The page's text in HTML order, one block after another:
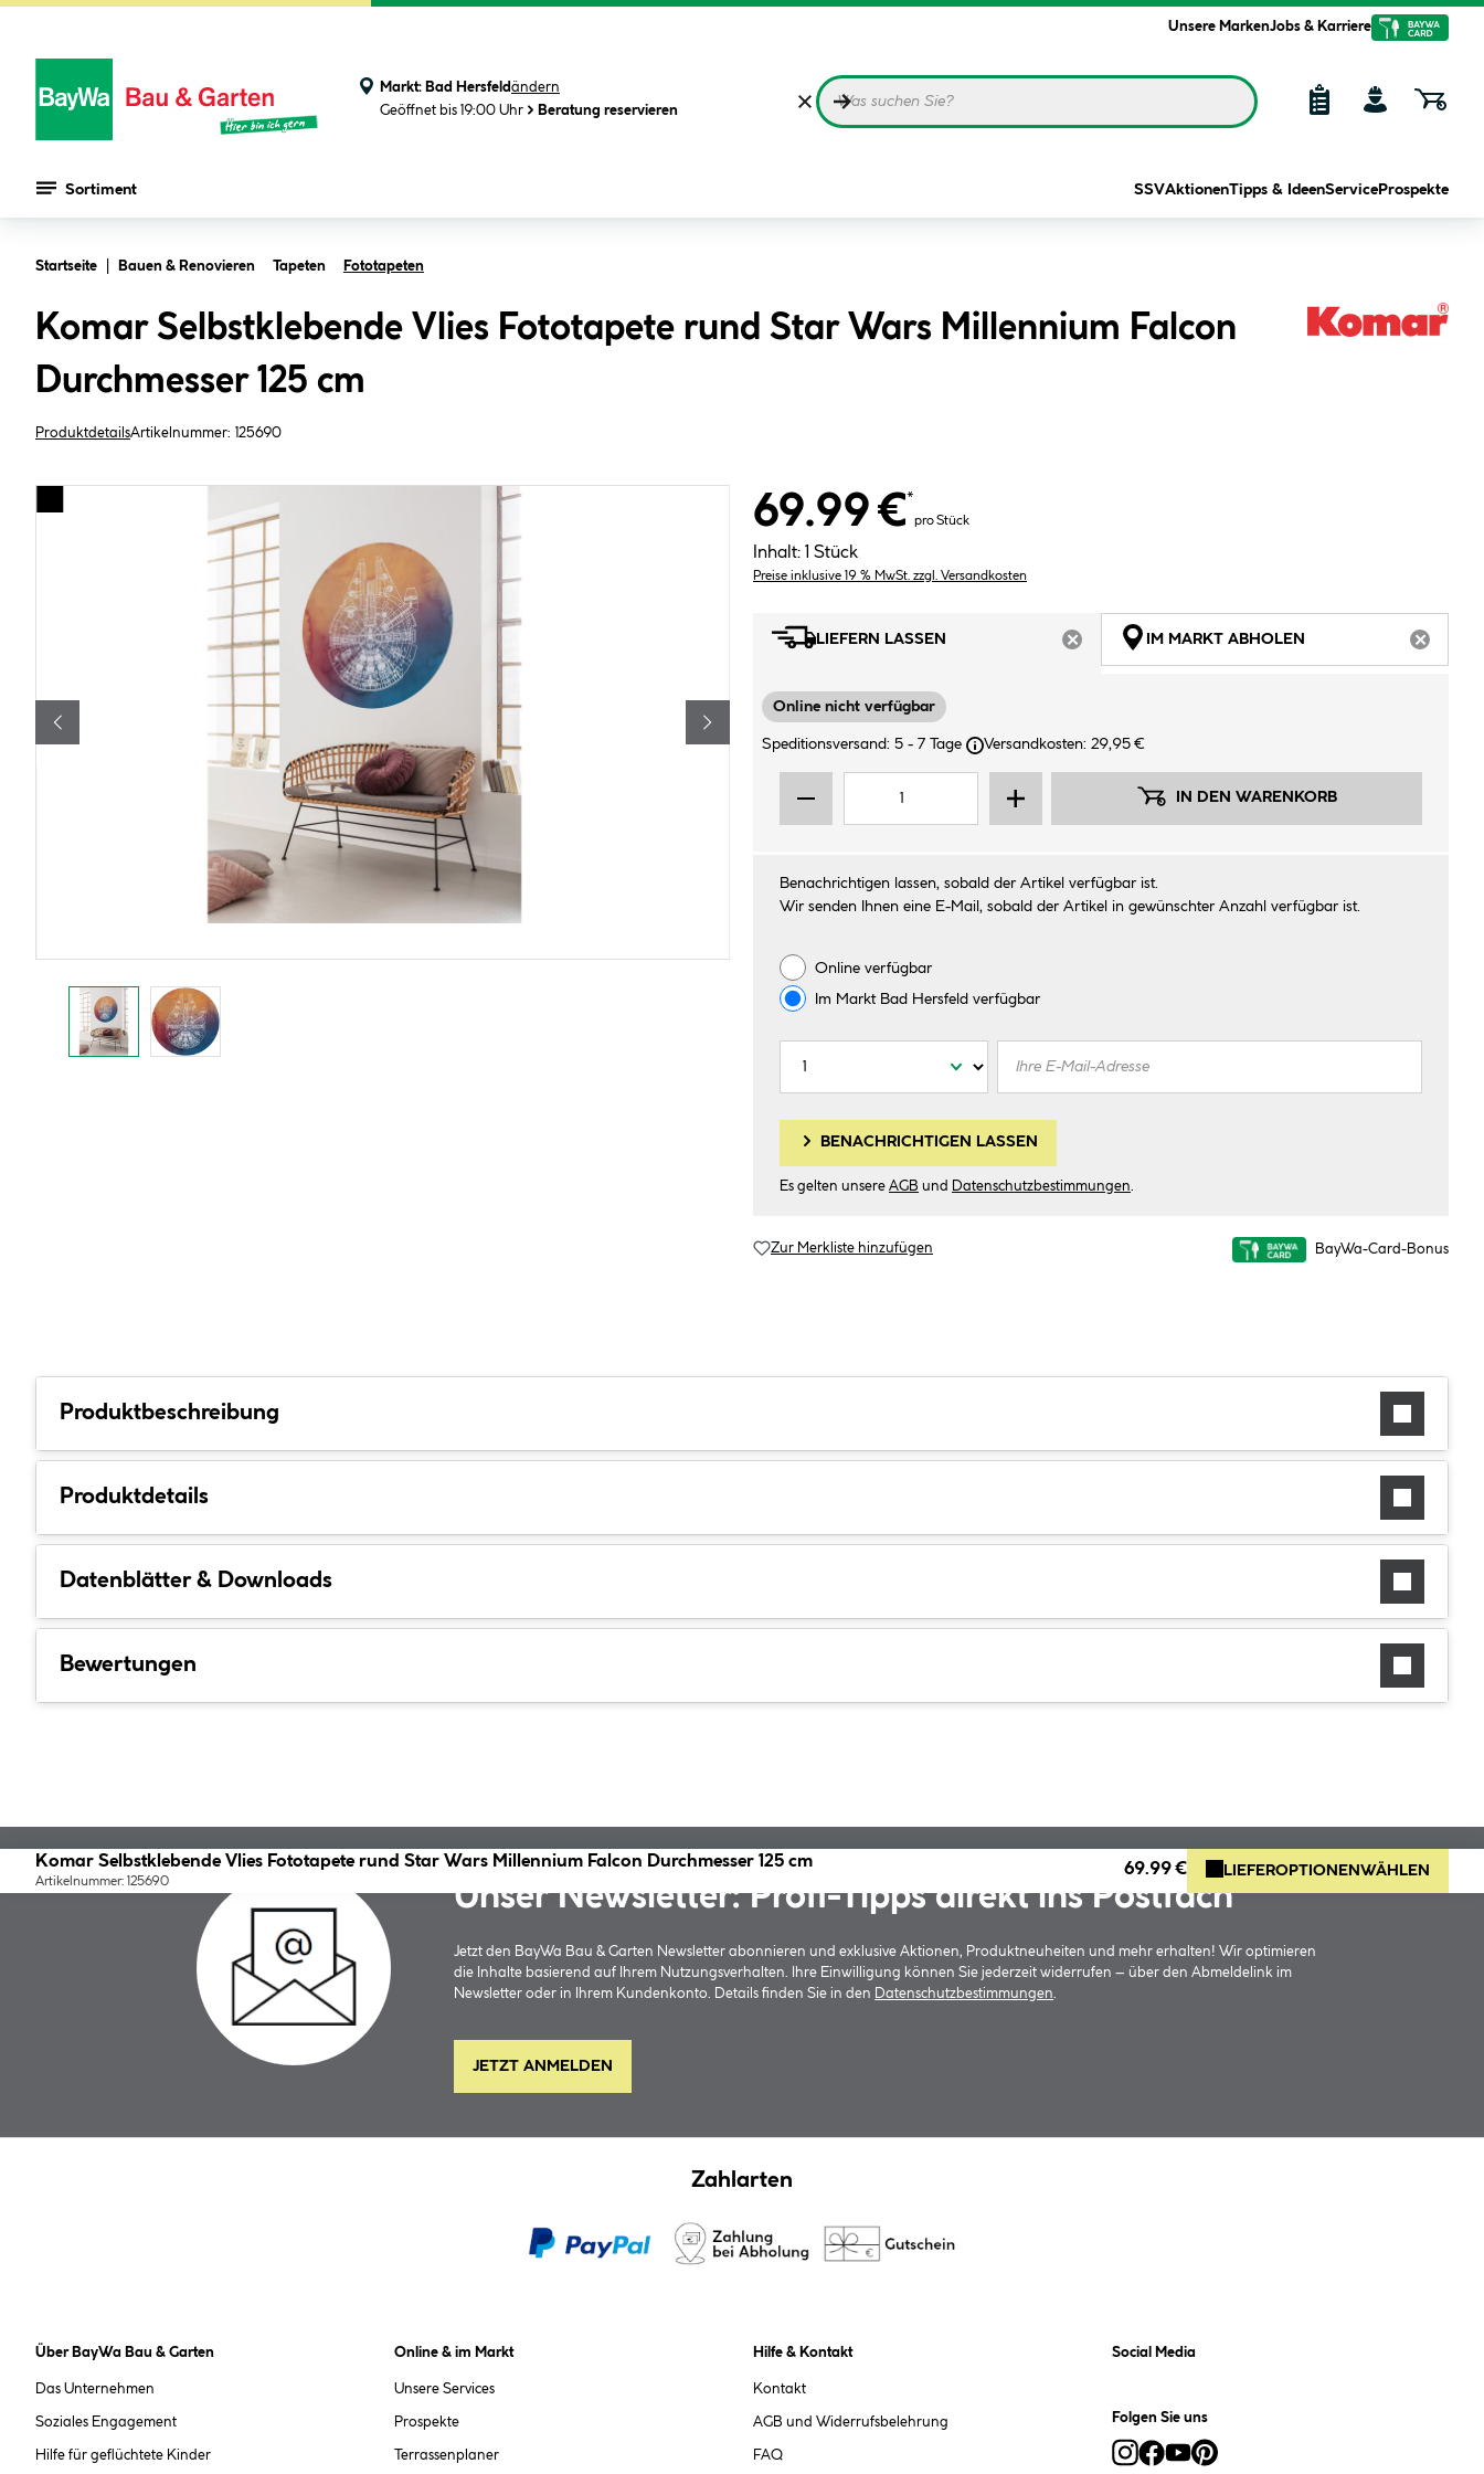
Unsere MarkenJobs & Karriere
Markt: Bad Hersfeldändern
Geöffnet bis 19:00 Uhr
Beratung reservieren
Sortiment SSVAktionenTipps & IdeenService Prospekte
Startseite Bauen & Renovieren Tapeten Fototapeten
Komar Selbstklebende Vlies Fototapete rund Star Wars Millennium Falcon
Durchmesser 125 cm
ProduktdetailsArtikelnummer: 125690
69.99 €*
pro Stück
Inhalt: 1 Stück
Preise inklusive 19 % MwSt. zzgl. Versandkosten
LIEFERN LASSEN
ARTIKEL NICHT VERFÜGBAR
IM MARKT ABHOLEN
Online nicht verfügbar
Speditionsversand: 5 - 7 Tage Versandkosten: 29,95 €
IN DEN WARENKORB
Benachrichtigen lassen, sobald der Artikel verfügbar ist.
Wir senden Ihnen eine E-Mail, sobald der Artikel in gewünschter Anzahl verfügbar ist.
Online verfügbar
Im Markt Bad Hersfeld verfügbar
BENACHRICHTIGEN LASSEN
Es gelten unsere AGB und Datenschutzbestimmungen
Zur Merkliste hinzufügen BayWa-Card-Bonus
Produktbeschreibung
Produktdetails
Datenblätter & Downloads
Bewertungen
Komar Selbstklebende Vlies Fototapete rund Star Wars Millennium Falcon Durchmesser 125 cm
Artikelnummer: 125690
69.99 € LIEFEROPTIONEN WÄHLEN
Unser Newsletter: Profi-Tipps direkt ins Postfach
Jetzt den BayWa Bau & Garten Newsletter abonnieren und exklusive Aktionen, Produktneuheiten und mehr erhalten! Wir optimieren
die Inhalte basierend auf Ihrem Nutzungsverhalten. Ihre Einwilligung können Sie jederzeit widerrufen – über den Abmeldelink im
Newsletter oder in Ihrem Kundenkonto. Details finden Sie in den
Datenschutzbestimmungen
JETZT ANMELDEN
Zahlarten
Über BayWa Bau & Garten
Das Unternehmen
Soziales Engagement
Hilfe für geflüchtete Kinder
Online & im Markt
Unsere Services
Prospekte
Terrassenplaner
Hilfe & Kontakt
Kontakt
AGB und Widerrufsbelehrung
FAQ
Social Media
Folgen Sie uns